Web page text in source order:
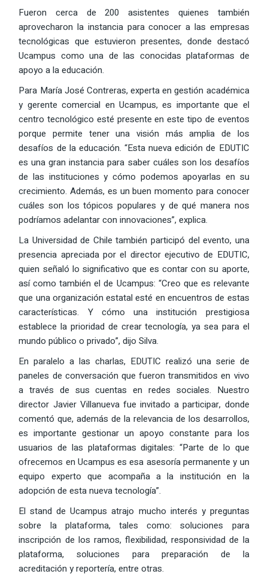
Fueron cerca de 200 asistentes quienes también
aprovecharon la instancia para conocer a las empresas
tecnológicas que estuvieron presentes, donde destacó
Ucampus como una de las conocidas plataformas de
apoyo a la educación.
Para María José Contreras, experta en gestión académica
y gerente comercial en Ucampus, es importante que el
centro tecnológico esté presente en este tipo de eventos
porque permite tener una visión más amplia de los
desafíos de la educación. “Esta nueva edición de EDUTIC
es una gran instancia para saber cuáles son los desafíos
de las instituciones y cómo podemos apoyarlas en su
crecimiento. Además, es un buen momento para conocer
cuáles son los tópicos populares y de qué manera nos
podríamos adelantar con innovaciones”, explica.
La Universidad de Chile también participó del evento, una
presencia apreciada por el director ejecutivo de EDUTIC,
quien señaló lo significativo que es contar con su aporte,
así como también el de Ucampus: “Creo que es relevante
que una organización estatal esté en encuentros de estas
características. Y cómo una institución prestigiosa
establece la prioridad de crear tecnología, ya sea para el
mundo público o privado”, dijo Silva.
En paralelo a las charlas, EDUTIC realizó una serie de
paneles de conversación que fueron transmitidos en vivo
a través de sus cuentas en redes sociales. Nuestro
director Javier Villanueva fue invitado a participar, donde
comentó que, además de la relevancia de los desarrollos,
es importante gestionar un apoyo constante para los
usuarios de las plataformas digitales: “Parte de lo que
ofrecemos en Ucampus es esa asesoría permanente y un
equipo experto que acompaña a la institución en la
adopción de esta nueva tecnología”.
El stand de Ucampus atrajo mucho interés y preguntas
sobre la plataforma, tales como: soluciones para
inscripción de los ramos, flexibilidad, responsividad de la
plataforma, soluciones para preparación de la
acreditación y reportería, entre otras.